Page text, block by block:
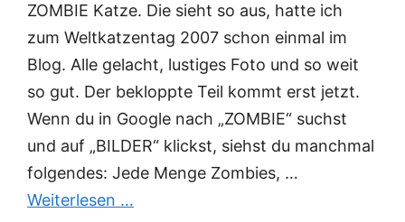
ZOMBIE Katze. Die sieht so aus, hatte ich
zum Weltkatzentag 2007 schon einmal im
Blog. Alle gelacht, lustiges Foto und so weit
so gut. Der bekloppte Teil kommt erst jetzt.
Wenn du in Google nach „ZOMBIE“ suchst
und auf „BILDER“ klickst, siehst du manchmal
folgendes: Jede Menge Zombies, …
Weiterlesen …